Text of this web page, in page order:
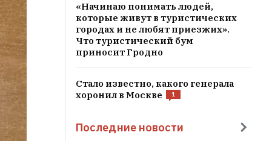
«Начинаю понимать людей,
которые живут в туристических
городах и не любят приезжих».
Что туристический бум
приносит Гродно
Стало известно, какого генерала
хоронил в Москве
1
Последние новости